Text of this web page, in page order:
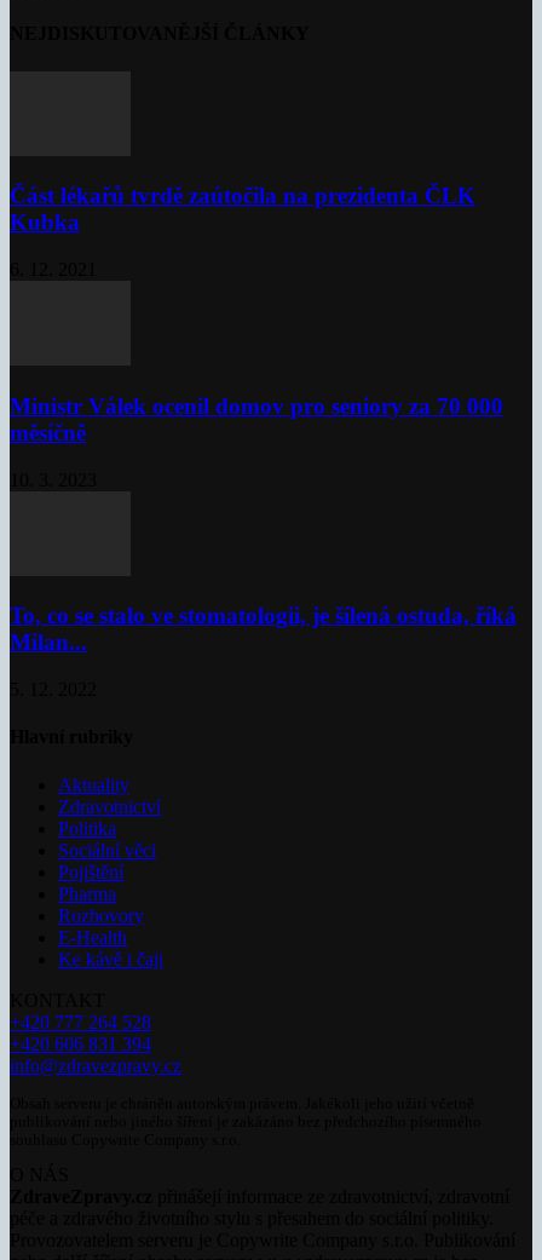
Část lékařů tvrdě zaútočila na prezidenta ČLK
Kubka
Ministr Válek ocenil domov pro seniory za 70 000
měsíčně
To, co se stalo ve stomatologii, je šílená ostuda, říká
Milan...
Aktuality
Zdravotnictví
Politika
Sociální věci
Pojištění
Pharma
Rozhovory
E-Health
Ke kávě i čaji
+420 777 264 528
+420 606 831 394
info@zdravezpravy.cz